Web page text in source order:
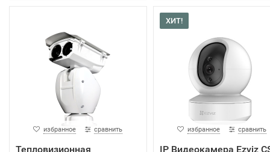
избранное сравнить
Тепловизионная
ХИТ!
избранное сравнить
IP Видеокамера Ezviz